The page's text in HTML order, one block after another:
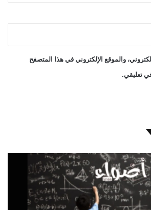
والموقع الإلكتروني في هذا المتصفح
تعليقي.